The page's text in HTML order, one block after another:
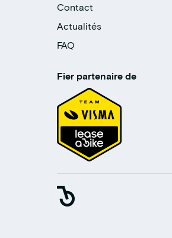
Contact
Actualités
FAQ
Fier partenaire de